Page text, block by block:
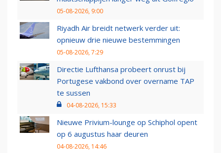
05-08-2026, 9:00
Riyadh Air breidt netwerk verder uit:
opnieuw drie nieuwe bestemmingen
05-08-2026, 7:29
Directie Lufthansa probeert onrust bij
Portugese vakbond over overname TAP
te sussen
04-08-2026, 15:33
Nieuwe Privium-lounge op Schiphol opent
op 6 augustus haar deuren
04-08-2026, 14:46